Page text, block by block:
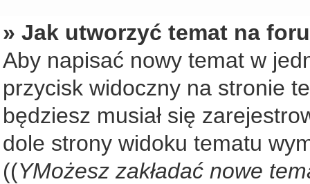
» Jak utworzyć temat na
Aby napisać nowy temat w
przycisk widoczny na stronie
będziesz musiał się
dole strony widoku tematu
((YMożesz zakładać nowe